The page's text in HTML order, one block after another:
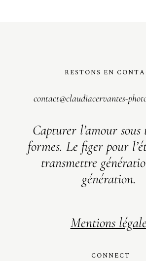
RESTONS EN
contact@claudiacervantes-
Capturer l’amour sous
formes. Le figer pour
transmettre
génération.
Mentions
CONNECT